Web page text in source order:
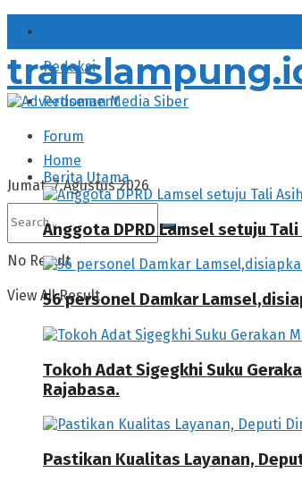
Redaksi
Pedoman Media Siber
Forum
Jumat, 7 Agustus 2026
No Result
View All Result
Home
Berita Utama
Anggota DPRD Lamsel setuju
56 personel Damkar
Tokoh Adat Sigegkhi Suku
Rajabasa.
Pastikan Kualitas Layanan,